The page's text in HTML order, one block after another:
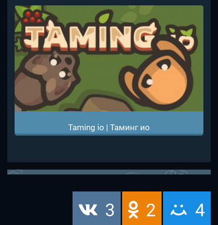
Taming io | Таминг ио
3 2 4